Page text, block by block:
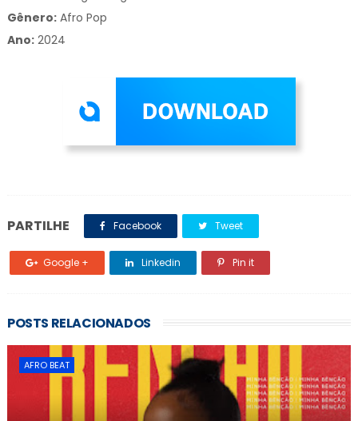
Gênero: Afro Pop
Ano:2024
PARTILHE Facebook Tweet
Google + Linkedin Pin it
POSTS RELACIONADOS
AFRO BEAT